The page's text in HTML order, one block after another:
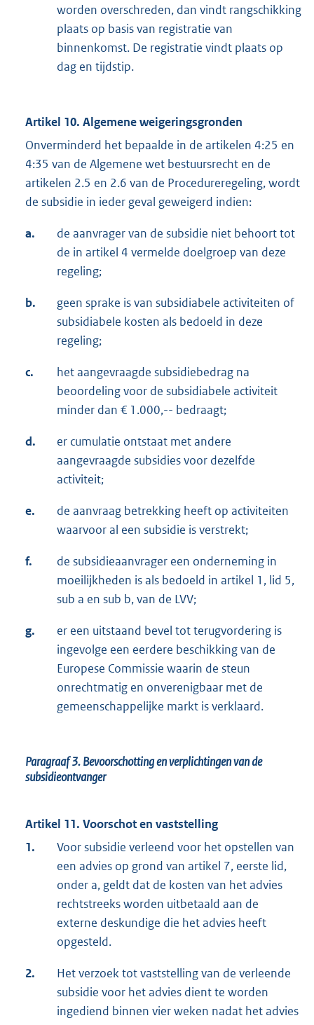
worden overschreden, dan vindt rangschikking
plaats op basis van registratie van
binnenkomst. De registratie vindt plaats op
dag en tijdstip.
Artikel 10. Algemene weigeringsgronden
Onverminderd het bepaalde in de artikelen 4:25 en
4:35 van de Algemene wet bestuursrecht en de
artikelen 2.5 en 2.6 van de Procedureregeling, wordt
de subsidie in ieder geval geweigerd indien:
a.
de aanvrager van de subsidie niet behoort tot
de in artikel 4 vermelde doelgroep van deze
regeling;
b.
geen sprake is van subsidiabele activiteiten of
subsidiabele kosten als bedoeld in deze
regeling;
c.
het aangevraagde subsidiebedrag na
beoordeling voor de subsidiabele activiteit
minder dan € 1.000,-- bedraagt;
d.
er cumulatie ontstaat met andere
aangevraagde subsidies voor dezelfde
activiteit;
e.
de aanvraag betrekking heeft op activiteiten
waarvoor al een subsidie is verstrekt;
f.
de subsidieaanvrager een onderneming in
moeilijkheden is als bedoeld in artikel 1, lid 5,
sub a en sub b, van de LVV;
g.
er een uitstaand bevel tot terugvordering is
ingevolge een eerdere beschikking van de
Europese Commissie waarin de steun
onrechtmatig en onverenigbaar met de
gemeenschappelijke markt is verklaard.
Paragraaf 3.Bevoorschotting en verplichtingen van de
subsidieontvanger
Artikel 11. Voorschot en vaststelling
1.
Voor subsidie verleend voor het opstellen van
een advies op grond van artikel 7, eerste lid,
onder a, geldt dat de kosten van het advies
rechtstreeks worden uitbetaald aan de
externe deskundige die het advies heeft
opgesteld.
2.
Het verzoek tot vaststelling van de verleende
subsidie voor het advies dient te worden
ingediend binnen vier weken nadat het advies